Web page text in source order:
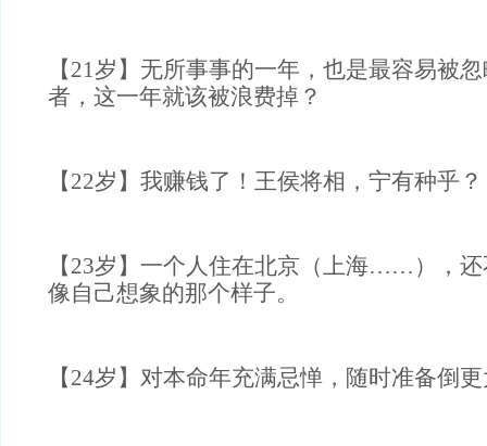
【21岁】无所事事的一年，也是最容易被
者，这一年就该被浪费掉？
【22岁】我赚钱了！王侯将相，宁有种乎？
【23岁】一个人住在北京（上海……），
像自己想象的那个样子。
【24岁】对本命年充满忌惮，随时准备倒